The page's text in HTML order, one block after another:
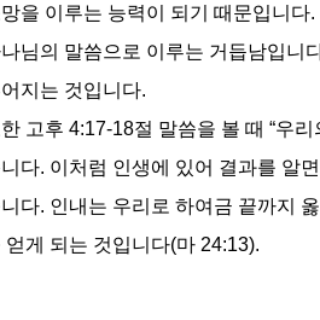
을 이루는 능력이 되기 때문입니
님의 말씀으로 이루는 거듭남입니
지는 것입니다.
고후 4:17-18절 말씀을 볼 때 “우
다. 이처럼 인생에 있어 결과를 알
다. 인내는 우리로 하여금 끝까지
얻게 되는 것입니다(마 24:13).